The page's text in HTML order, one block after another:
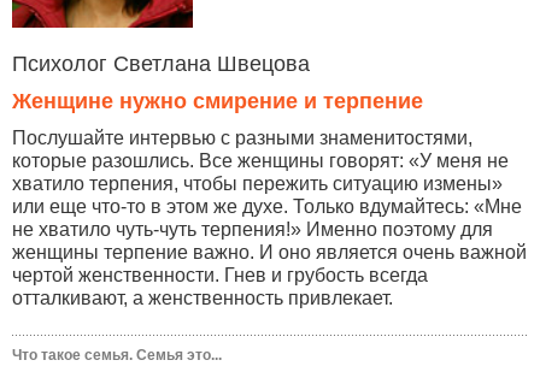
Психолог Светлана Швецова
Женщине нужно смирение и терпение
Послушайте интервью с разными знаменитостями,
которые разошлись. Все женщины говорят: «У меня не
хватило терпения, чтобы пережить ситуацию измены»
или еще что-то в этом же духе. Только вдумайтесь: «Мне
не хватило чуть-чуть терпения!» Именно поэтому для
женщины терпение важно. И оно является очень важной
чертой женственности. Гнев и грубость всегда
отталкивают, а женственность привлекает.
Что такое семья. Семья это...